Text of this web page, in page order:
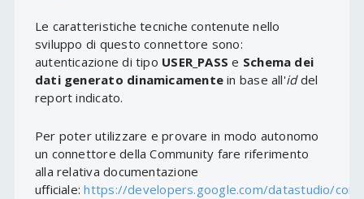
Le caratteristiche tecniche contenute nello
sviluppo di questo connettore sono:
autenticazione di tipo USER_PASS e Schema dei
dati generato dinamicamente in base all'iddel
report indicato.
Per poter utilizzare e provare in modo autonomo
un connettore della Community fare riferimento
alla relativa documentazione
ufficiale:https://developers.google.com/datastudio/